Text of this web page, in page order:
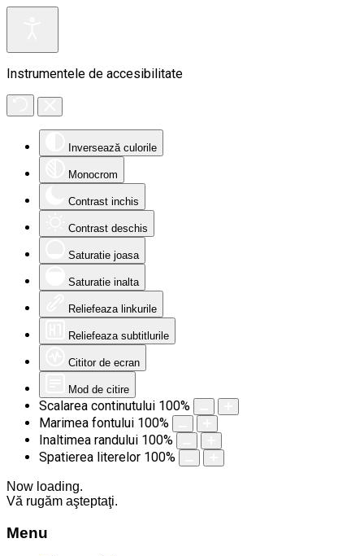
Instrumentele de accesibilitate
Inversează culorile
Monocrom
Contrast inchis
Contrast deschis
Saturatie joasa
Saturatie inalta
Reliefeaza linkurile
Reliefeaza subtitlurile
Cititor de ecran
Mod de citire
Scalarea continutului 100%
Marimea fontului 100%
Inaltimea randului 100%
Spatierea literelor 100%
Now loading.
Vă rugăm aşteptaţi.
Menu